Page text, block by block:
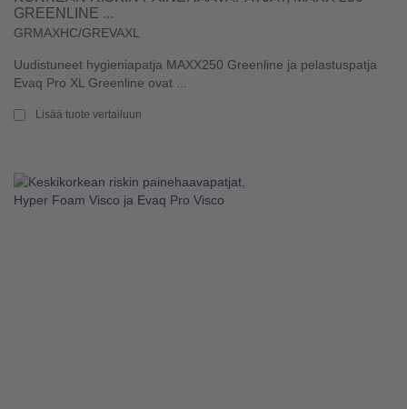
GREENLINE ...
GRMAXHC/GREVAXL
Uudistuneet hygieniapatja MAXX250 Greenline ja pelastuspatja
Evaq Pro XL Greenline ovat ...
Lisää tuote vertailuun